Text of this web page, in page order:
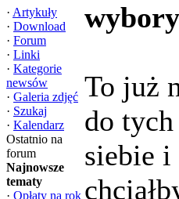
· Artykuły
· Download
· Forum
· Linki
· Kategorie
newsów
· Galeria zdjęć
· Szukaj
· Kalendarz
Ostatnio na
forum
Najnowsze
tematy
· Opłaty na rok
To już
do
siebie i